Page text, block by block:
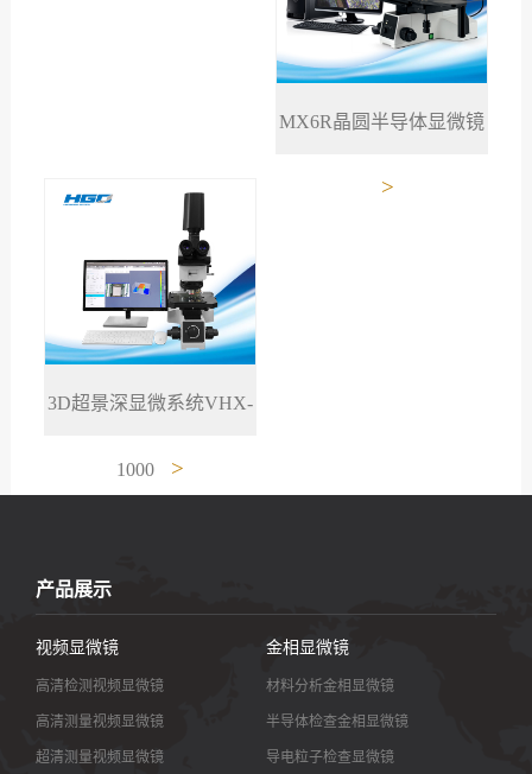
MX6R晶圆半导体显微镜
>
3D超景深显微系统VHX-
1000 >
产品展示
视频显微镜
高清检测视频显微镜
高清测量视频显微镜
超清测量视频显微镜
金相显微镜
材料分析金相显微镜
半导体检查金相显微镜
导电粒子检查显微镜